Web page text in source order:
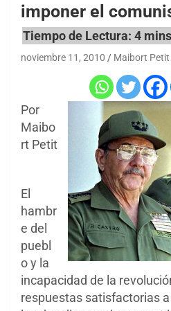
imponer el
noviembre 11, 2010 Maibort Petit
Por
Maibo
rt Petit
El
hambr
e del
puebl
o y la
incapacidad de la
respuestas satisfactorias